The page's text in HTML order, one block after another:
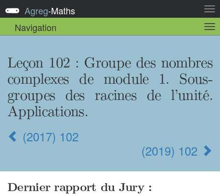
la
Agreg-Maths
Navigation
la
Leçon 102 : Groupe des nombres
complexes de module 1. Sous-
groupes des racines de l’unité.
Applications.
(2017) 102
(2019) 102
Dernier rapport du Jury :